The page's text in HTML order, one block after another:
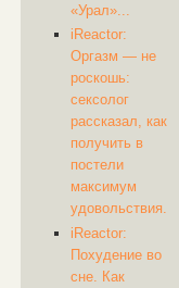
«Урал»...
iReactor:
Оргазм — не
роскошь:
сексолог
рассказал, как
получить в
постели
максимум
удовольствия.
iReactor:
Похудение во
сне. Как